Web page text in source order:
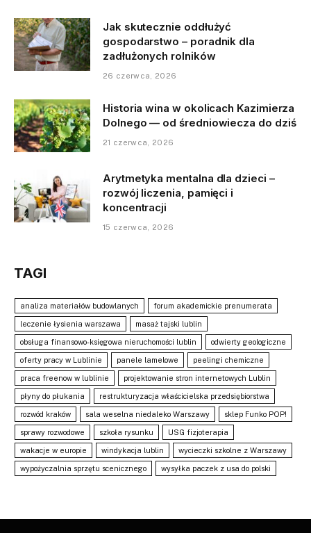
Jak skutecznie oddłużyć
gospodarstwo – poradnik dla
zadłużonych rolników
26 czerwca, 2026
Historia wina w okolicach Kazimierza
Dolnego — od średniowiecza do dziś
21 czerwca, 2026
Arytmetyka mentalna dla dzieci –
rozwój liczenia, pamięci i
koncentracji
15 czerwca, 2026
TAGI
analiza materiałów budowlanych forum akademickie prenumerata
leczenie łysienia warszawa masaż tajski lublin
obsługa finansowo-księgowa nieruchomości lublin odwierty geologiczne
oferty pracy w Lublinie panele lamelowe peelingi chemiczne
praca freenow w lublinie projektowanie stron internetowych Lublin
płyny do płukania restrukturyzacja właścicielska przedsiębiorstwa
rozwód kraków sala weselna niedaleko Warszawy sklep Funko POP!
sprawy rozwodowe szkoła rysunku USG fizjoterapia
wakacje w europie windykacja lublin wycieczki szkolne z Warszawy
wypożyczalnia sprzętu scenicznego wysyłka paczek z usa do polski